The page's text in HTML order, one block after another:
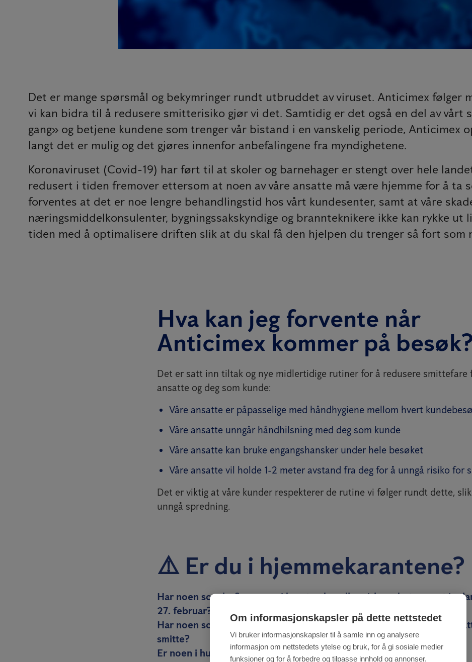
Det er mange spørsmål og bekymringer rundt utbruddet av viruset. Anticimex følger
vi kan bidra til å redusere smitterisiko gjør vi det. Samtidig er det også en del av vårt
gang» og betjene kundene som trenger vår bistand i en vanskelig periode,
langt det er mulig og det gjøres innenfor anbefalingene fra myndighetene.
Koronaviruset (Covid-19) har ført til at skoler og barnehager er stengt over hele
redusert i tiden fremover ettersom at noen av våre ansatte må være hjemme for å ta
forventes at det er noe lengre behandlingstid hos vårt kundesenter, samt at våre
næringsmiddelkonsulenter, bygningssakskyndige og brannteknikere ikke kan rykke
tiden med å optimalisere driften slik at du skal få den hjelpen du trenger så fort som
Hva kan jeg forvente når
Anticimex kommer på besøk?
Det er satt inn tiltak og nye midlertidige rutiner for å redusere smittefare
ansatte og deg som kunde:
Våre ansatte er påpasselige med håndhygiene mellom hvert
Våre ansatte unngår håndhilsning med deg som kunde
Våre ansatte kan bruke engangshansker under hele besøket
Våre ansatte vil holde 1-2 meter avstand fra deg for å unngå risiko for
Det er viktig at våre kunder respekterer de rutine vi følger rundt dette,
unngå spredning.
⚠️ Er du i hjemmekarantene?
Har noen som befinner seg i husstanden eller virksomheten vært i
27. februar?
Har noen som befinner seg i husstanden eller virksomheten vært
smitte?
Er noen i husstanden eller virksomheten i karantene/isolering?
Om informasjonskapsler på dette nettstedet
Vi bruker informasjonskapsler til å samle inn og analysere
informasjon om nettstedets ytelse og bruk, for å gi sosiale medier
funksjoner og for å forbedre og tilpasse innhold og annonser.